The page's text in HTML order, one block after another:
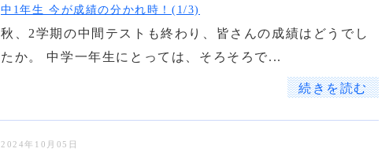
中1年生 今が成績の分かれ時！(1/3)
秋、2学期の中間テストも終わり、皆さんの成績はどうでし
たか。 中学一年生にとっては、そろそろで...
続きを読む
2024年10月05日